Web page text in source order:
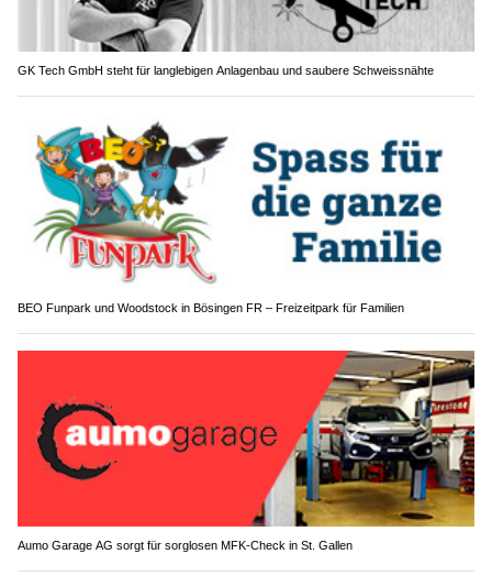
GK Tech GmbH steht für langlebigen Anlagenbau und saubere Schweissnähte
BEO Funpark und Woodstock in Bösingen FR – Freizeitpark für Familien
Aumo Garage AG sorgt für sorglosen MFK-Check in St. Gallen